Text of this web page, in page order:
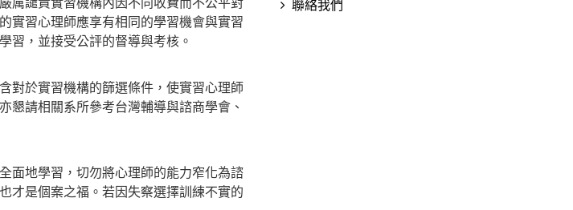
厲譴責實習機構內因不同收費而不公平對
實習心理師應享有相同的學習機會與實習
習，並接受公評的督導與考核。
對於實習機構的篩選條件，使實習心理師
懇請相關系所參考台灣輔導與諮商學會、
面地學習，切勿將心理師的能力窄化為諮
才是個案之福。若因失察選擇訓練不實的
聯絡我們